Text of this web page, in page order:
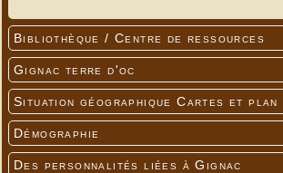
Bibliothèque / Centre de ressources
Gignac terre d'oc
Situation géographique Cartes et plan
Démographie
Des personnalités liées à Gignac